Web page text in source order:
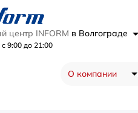
центр INFORM в Волгограде
9:00 до 21:00
О компании